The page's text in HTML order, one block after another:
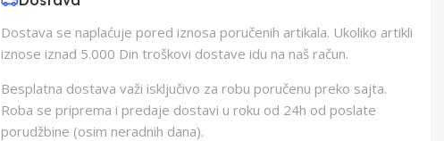
Dostava se naplaćuje pored iznosa poručenih artikala. Ukoliko artikli
iznose iznad 5.000 Din troškovi dostave idu na naš račun.
Besplatna dostava važi isključivo za robu poručenu preko sajta.
Roba se priprema i predaje dostavi u roku od 24h od poslate
porudžbine (osim neradnih dana).